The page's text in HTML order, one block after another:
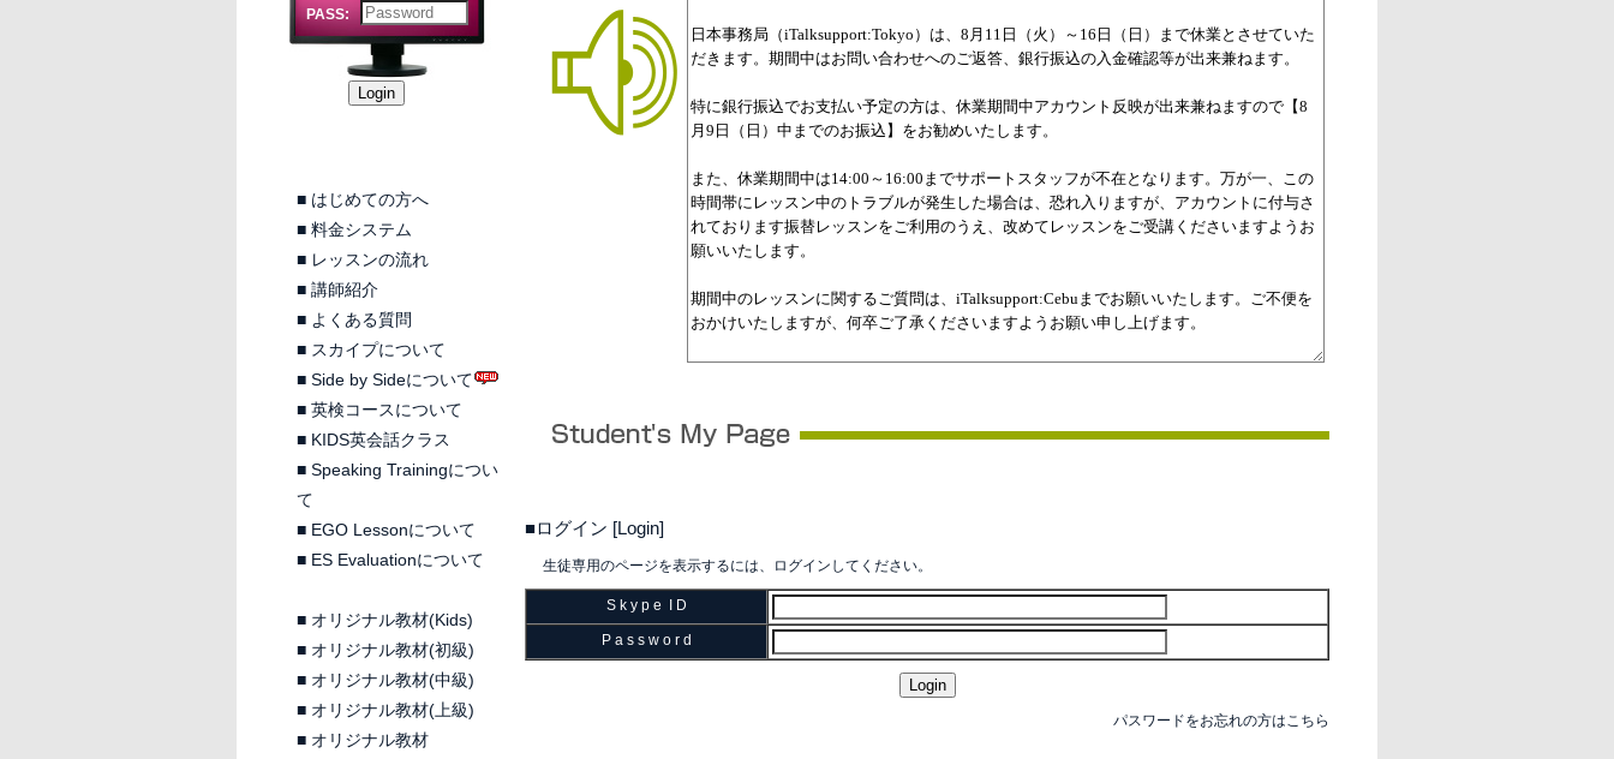
PASS:
■ はじめての方へ
■ 料金システム
■ レッスンの流れ
■ 講師紹介
■ よくある質問
■ スカイプについて
■ Side by Sideについて
■ 英検コースについて
■ KIDS英会話クラス
■ Speaking Trainingについ
て
■ EGO Lessonについて
■ ES Evaluationについて
■ オリジナル教材(Kids)
■ オリジナル教材(初級)
■ オリジナル教材(中級)
■ オリジナル教材(上級)
■ オリジナル教材
■ログイン [Login]
生徒専用のページを表示するには、ログインしてください。
S k y p e I D
P a s s w o r d
パスワードをお忘れの方はこちら